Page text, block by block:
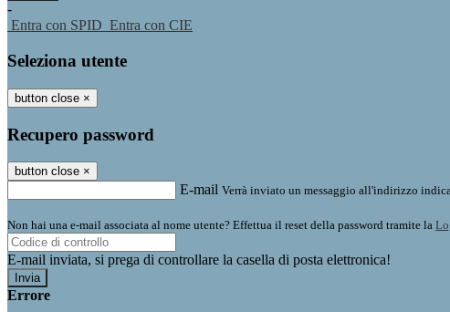
-
Entra con SPID Entra con CIE
Seleziona utente
button close ×
Recupero password
button close ×
E-mail Verrà inviato un messaggio all'indirizzo
Non hai una e-mail associata al nome utente? Effettua il reset della password tramite la
E-mail inviata, si prega di controllare la casella di posta elettronica!
Errore